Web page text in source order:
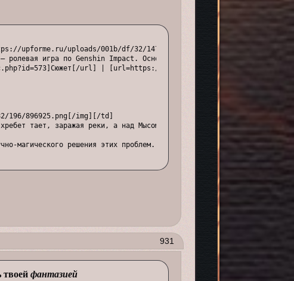
upforme.ru/uploads/001b/df/32/147/792901.gif[/img][/url][/align]
игра по Genshin Impact. Основа сюжета: Селестия находится в
url] | [url=https://genshineclipse.com/
196/896925.png[/img][/td]
тает, заражая реки, а над Мысом Веры образовалась чёрная
магического решения этих проблем.[/align][/td]
Разлом захватывает тёмная жижа, в то время как на склоне Уван
196/296598.png[/img][/td]
— это Ясиори и Каннадзука. Над остальными островами бушует шторм,
931
твоейфантазией